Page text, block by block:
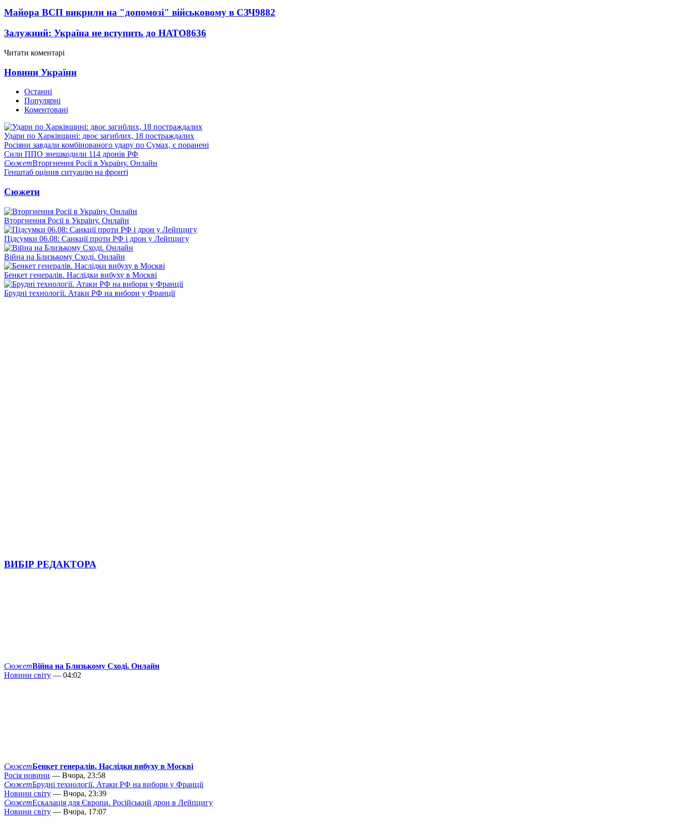
Майора ВСП викрили на "допомозі" військовому в СЗЧ9882
Залужний: Україна не вступить до НАТО8636
Читати коментарі
Новини України
Останні
Популярні
Коментовані
Удари по Харківщині: двоє загиблих, 18 постраждалих
Росіяни завдали комбінованого удару по Сумах, є поранені
Сили ППО знешкодили 114 дронів РФ
СюжетВторгнення Росії в Україну. Онлайн
Генштаб оцінив ситуацію на фронті
Сюжети
Вторгнення Росії в Україну. Онлайн
Підсумки 06.08: Санкції проти РФ і дрон у Лейпцигу
Війна на Близькому Сході. Онлайн
Бенкет генералів. Наслідки вибуху в Москві
Брудні технології. Атаки РФ на вибори у Франції
ВИБІР РЕДАКТОРА
СюжетВійна на Близькому Сході. Онлайн
Новини світу — 04:02
СюжетБенкет генералів. Наслідки вибуху в Москві
Росія новини — Вчора, 23:58
СюжетБрудні технології. Атаки РФ на вибори у Франції
Новини світу — Вчора, 23:39
СюжетЕскалація для Європи. Російський дрон в Лейпцигу
Новини світу — Вчора, 17:07